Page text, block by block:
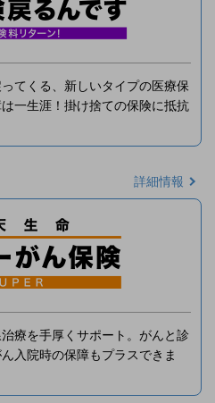
てくる、新しいタイプの医療保
一生涯！掛け捨ての保険に抵抗
詳細情報
療を手厚くサポート。がんと診
入院時の保障もプラスできま